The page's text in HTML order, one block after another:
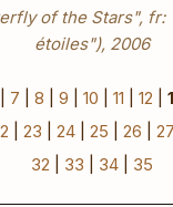
of the Stars", fr:
étoiles"), 2006
7 8 9 10 11 12
23 24| 25 26 27
32
33 34 35